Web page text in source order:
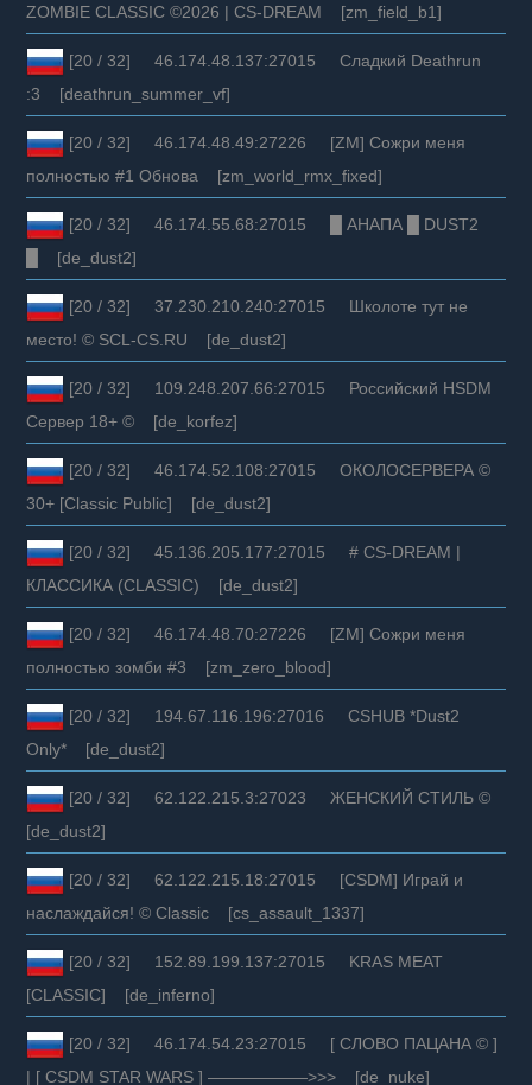
ZOMBIE CLASSIC ©2026 | CS-DREAM [zm_field_b1]
[20 / 32] 46.174.48.137:27015 Сладкий Deathrun
:3 [deathrun_summer_vf]
[20 / 32] 46.174.48.49:27226 [ZM] Сожри меня
полностью #1 Обнова [zm_world_rmx_fixed]
[20 / 32] 46.174.55.68:27015 █ АНАПА █ DUST2
█ [de_dust2]
[20 / 32] 37.230.210.240:27015 Школоте тут не
место! © SCL-CS.RU [de_dust2]
[20 / 32] 109.248.207.66:27015 Российский HSDM
Сервер 18+ © [de_korfez]
[20 / 32] 46.174.52.108:27015 ОКОЛОСЕРВЕРА ©
30+ [Classic Public] [de_dust2]
[20 / 32] 45.136.205.177:27015 # CS-DREAM |
КЛАССИКА (CLASSIC) [de_dust2]
[20 / 32] 46.174.48.70:27226 [ZM] Сожри меня
полностью зомби #3 [zm_zero_blood]
[20 / 32] 194.67.116.196:27016 CSHUB *Dust2
Only* [de_dust2]
[20 / 32] 62.122.215.3:27023 ЖЕНСКИЙ СТИЛЬ ©
[de_dust2]
[20 / 32] 62.122.215.18:27015 [CSDM] Играй и
наслаждайся! © Classic [cs_assault_1337]
[20 / 32] 152.89.199.137:27015 KRAS MEAT
[СLASSIC] [de_inferno]
[20 / 32] 46.174.54.23:27015 [ СЛОВО ПАЦАНА © ]
| [ CSDM STAR WARS ] ——————>>> [de_nuke]